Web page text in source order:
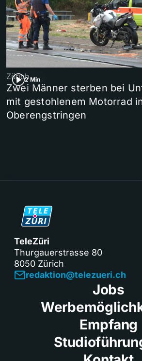
2 Min
Zürich
Zwei Männer sterben bei
mit gestohlenem Motorrad
Oberengstringen
TeleZüri
Thurgauerstrasse 80
8050 Zürich
redaktion@telezueri.ch
Jobs
Empfang